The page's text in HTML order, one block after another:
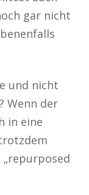
gar nicht
und nicht
Wenn der
in eine
„repurposed